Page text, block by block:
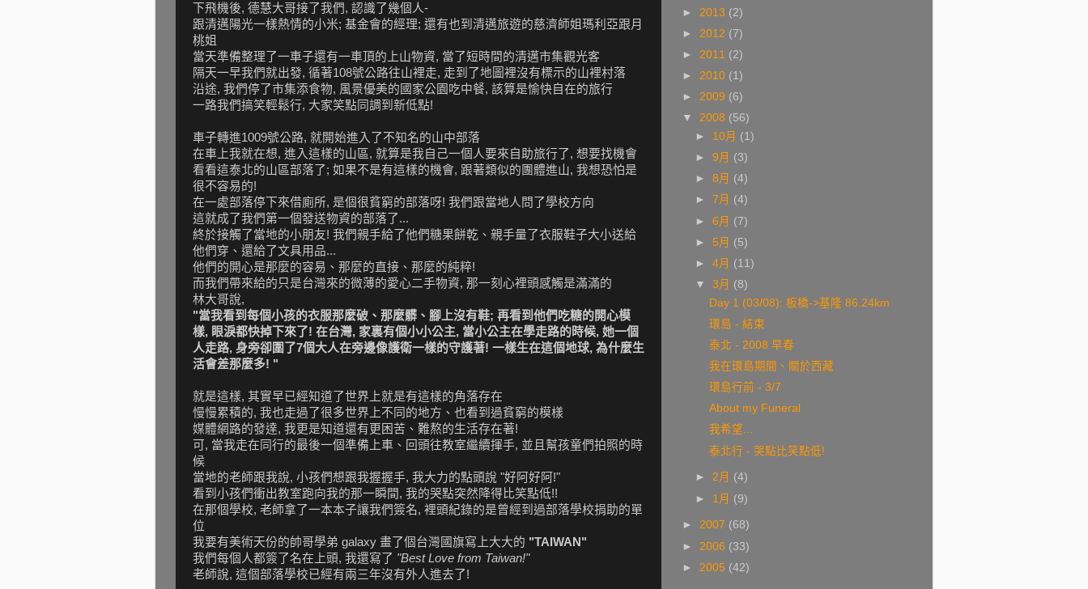
下飛機後, 德慧大哥接了我們, 認識了幾個人-
跟清邁陽光一樣熱情的小米; 基金會的經理; 還有也到清邁旅遊的慈濟師姐瑪利亞跟月
桃姐
當天準備整理了一車子還有一車頂的上山物資, 當了短時間的清邁市集觀光客
隔天一早我們就出發, 循著108號公路往山裡走, 走到了地圖裡沒有標示的山裡村落
沿途, 我們停了市集添食物, 風景優美的國家公園吃中餐, 該算是愉快自在的旅行
一路我們搞笑輕鬆行, 大家笑點同調到新低點!
車子轉進1009號公路, 就開始進入了不知名的山中部落
在車上我就在想, 進入這樣的山區, 就算是我自己一個人要來自助旅行了, 想要找機會
看看這泰北的山區部落了; 如果不是有這樣的機會, 跟著類似的團體進山, 我想恐怕是
很不容易的!
在一處部落停下來借廁所, 是個很貧窮的部落呀! 我們跟當地人問了學校方向
這就成了我們第一個發送物資的部落了...
終於接觸了當地的小朋友! 我們親手給了他們糖果餅乾、親手量了衣服鞋子大小送給
他們穿、還給了文具用品...
他們的開心是那麼的容易、那麼的直接、那麼的純粹!
而我們帶來給的只是台灣來的微薄的愛心二手物資, 那一刻心裡頭感觸是滿滿的
林大哥說,
"當我看到每個小孩的衣服那麼破、那麼髒、腳上沒有鞋; 再看到他們吃糖的開心模
樣, 眼淚都快掉下來了! 在台灣, 家裏有個小小公主, 當小公主在學走路的時候, 她一個
人走路, 身旁卻圍了7個大人在旁邊像護衛一樣的守護著! 一樣生在這個地球, 為什麼生
活會差那麼多! "
就是這樣, 其實早已經知道了世界上就是有這樣的角落存在
慢慢累積的, 我也走過了很多世界上不同的地方、也看到過貧窮的模樣
媒體網路的發達, 我更是知道還有更困苦、難熬的生活存在著!
可, 當我走在同行的最後一個準備上車、回頭往教室繼續揮手, 並且幫孩童們拍照的時
候
當地的老師跟我說, 小孩們想跟我握握手, 我大力的點頭說 "好阿好阿!"
看到小孩們衝出教室跑向我的那一瞬間, 我的哭點突然降得比笑點低!!
在那個學校, 老師拿了一本本子讓我們簽名, 裡頭紀錄的是曾經到過部落學校捐助的單
位
我要有美術天份的帥哥學弟 galaxy 畫了個台灣國旗寫上大大的 "TAIWAN"
我們每個人都簽了名在上頭, 我還寫了 "Best Love from Taiwan!"
老師說, 這個部落學校已經有兩三年沒有外人進去了!
► 2013 (2)
► 2012 (7)
► 2011 (2)
► 2010 (1)
► 2009 (6)
▼ 2008 (56)
► 10月 (1)
►9月 (3)
►8月 (4)
►7月 (4)
►6月 (7)
► 5月 (5)
►4月 (11)
▼3月 (8)
Day 1 (03/08): 板橋->基隆 86.24km
環島 - 結束
泰北 - 2008 早春
我在環島期間、關於西藏
環島行前 - 3/7
About my Funeral
我希望...
泰北行 - 哭點比笑點低!
►2月 (4)
► 1月 (9)
► 2007 (68)
► 2006 (33)
► 2005 (42)